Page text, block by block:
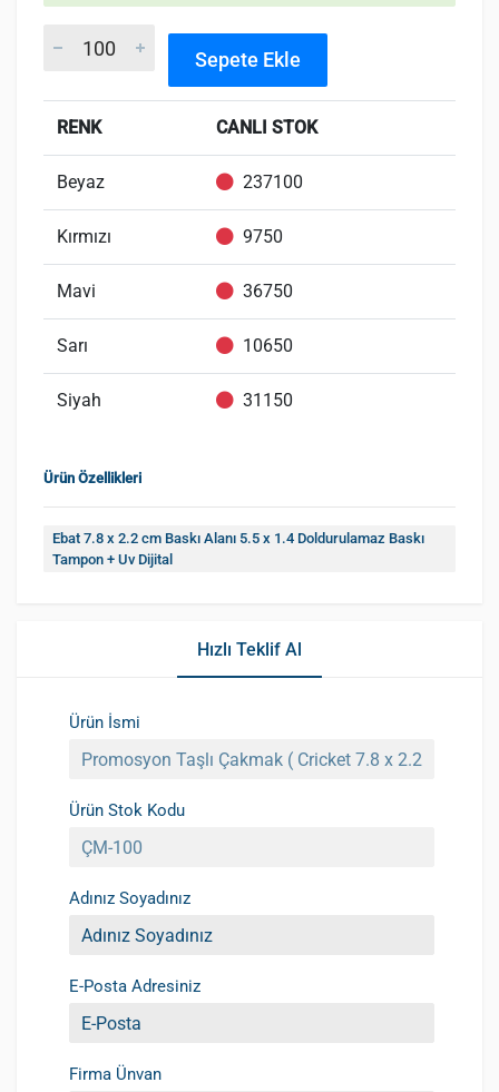
Sepete Ekle
RENK CANLI STOK
Beyaz 237100
Kırmızı 9750
Mavi 36750
Sarı 10650
Siyah 31150
Ürün Özellikleri
Ebat 7.8 x 2.2 cm Baskı Alanı 5.5 x 1.4 Doldurulamaz Baskı
Tampon + Uv Dijital
Hızlı Teklif Al
Ürün İsmi
Ürün Stok Kodu
Adınız Soyadınız
E-Posta Adresiniz
Firma Ünvan